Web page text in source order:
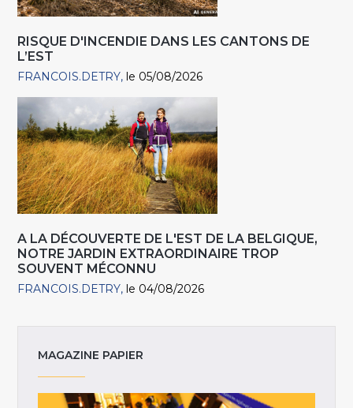
RISQUE D'INCENDIE DANS LES CANTONS DE
L’EST
FRANCOIS.DETRY le 05/08/2026
A LA DÉCOUVERTE DE L'EST DE LA BELGIQUE,
NOTRE JARDIN EXTRAORDINAIRE TROP
SOUVENT MÉCONNU
FRANCOIS.DETRY le 04/08/2026
MAGAZINE PAPIER